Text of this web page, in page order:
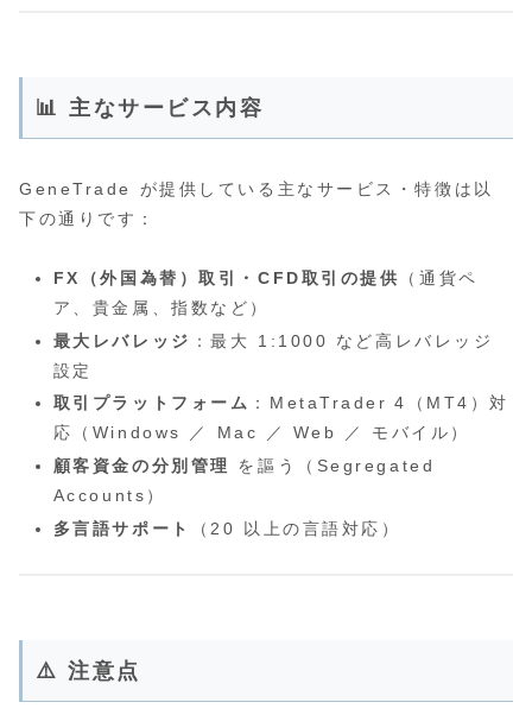
📊 主なサービス内容
GeneTrade が提供している主なサービス・特徴は以
下の通りです：
FX（外国為替）取引・CFD取引の提供
（通貨ペ
ア、貴金属、指数など）
最大レバレッジ ：最大 1:1000 など高レバレッジ
設定
取引プラットフォーム ：MetaTrader 4（MT4）対
応（Windows ／ Mac ／ Web ／ モバイル）
顧客資金の分別管理
を謳う（Segregated
Accounts）
多言語サポート
（20 以上の言語対応）
⚠️ 注意点